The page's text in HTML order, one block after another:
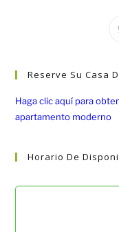
Reserve Su Casa
Haga clic aquí para
apartamento moderno
Horario De